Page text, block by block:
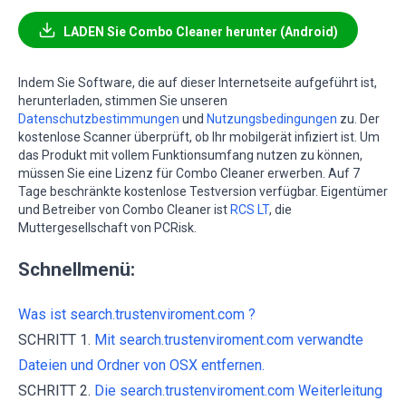
LADEN Sie Combo Cleaner herunter (Android)
Indem Sie Software, die auf dieser Internetseite aufgeführt ist,
herunterladen, stimmen Sie unseren
Datenschutzbestimmungen und Nutzungsbedingungen zu. Der
kostenlose Scanner überprüft, ob Ihr mobilgerät infiziert ist. Um
das Produkt mit vollem Funktionsumfang nutzen zu können,
müssen Sie eine Lizenz für Combo Cleaner erwerben. Auf 7
Tage beschränkte kostenlose Testversion verfügbar. Eigentümer
und Betreiber von Combo Cleaner ist RCS LT, die
Muttergesellschaft von PCRisk.
Schnellmenü:
Was ist search.trustenviroment.com ?
SCHRITT 1. Mit search.trustenviroment.com verwandte
Dateien und Ordner von OSX entfernen.
SCHRITT 2. Die search.trustenviroment.com Weiterleitung